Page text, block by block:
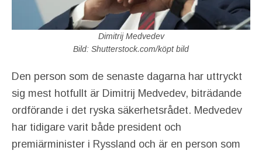
Dimitrij Medvedev
Bild: Shutterstock.com/köpt bild
Den person som de senaste dagarna har uttryckt
sig mest hotfullt är Dimitrij Medvedev, biträdande
ordförande i det ryska säkerhetsrådet. Medvedev
har tidigare varit både president och
premiärminister i Ryssland och är en person som